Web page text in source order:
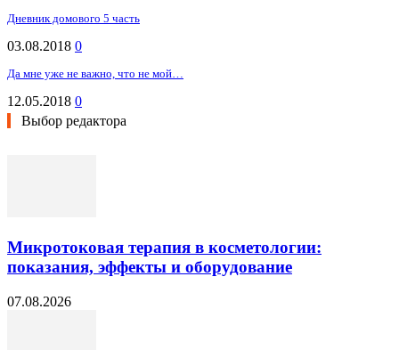
Дневник домового 5 часть
03.08.2018 0
Да мне уже не важно, что не мой…
12.05.2018 0
Выбор редактора
Микротоковая терапия в косметологии:
показания, эффекты и оборудование
07.08.2026